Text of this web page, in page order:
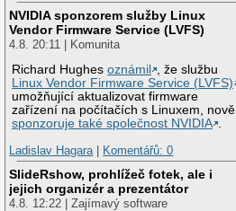
NVIDIA sponzorem služby Linux
Vendor Firmware Service (LVFS)
4.8. 20:11 | Komunita
Richard Hughesoznámil
, že službu
Linux Vendor Firmware Service (LVFS)
umožňující aktualizovat firmware
zařízení na počítačích s Linuxem, nově
sponzoruje také společnost NVIDIA .
Ladislav Hagara| Komentářů: 0
SlideRshow, prohlížeč fotek, ale i
jejich organizér a prezentátor
4.8. 12:22 | Zajímavý software